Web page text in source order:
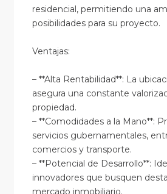
residencial, permitiendo una
posibilidades para su proyecto.
Ventajas:
– **Alta Rentabilidad**: La
asegura una constante
propiedad.
– **Comodidades a la Mano**:
servicios gubernamentales,
comercios y transporte.
– **Potencial de Desarrollo**:
innovadores que busquen
mercado inmobiliario.